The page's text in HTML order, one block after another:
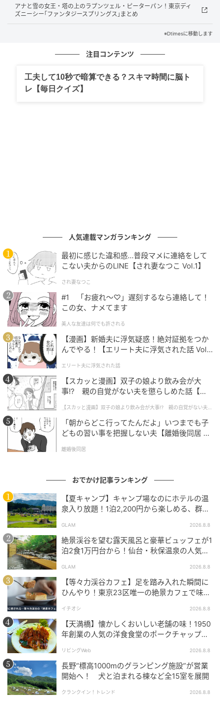
当日の来園された方全員にプレゼントも用意されてい
そのほか、ディズニー＆ピクサー映画最新作『トイ・
ストーリー5』の公開を記念したスペシャルグリーティ
ングも実施予定です☆
新菱冷熱工業株式会社は、東京ディズニーランド／東
京ディズニーシーのオフィシャルスポンサーです
元記事で読む
次の記事
ホテルの仕事を知り、食の楽しさを体験！ホ
テル ユニバーサル ポート／ヴィータ「子ども
食堂」
の記事をもっとみる
アナと雪の女王・塔の上のラプンツェル・ピーターパン！東京ディ
ズニーシー｢ファンタジースプリングス｣まとめ
※Dtimesに移動します
注目コンテンツ
工夫して10秒で暗算できる？スキマ時間に脳ト
レ【毎日クイズ】
人気連載マンガランキング
最初に感じた違和感…普段マメに連絡をして
こない夫からのLINE【され妻なつこ Vol.1】
され妻なつこ
#1 「お疲れ〜♡」遅刻するなら連絡して！
この女、ナメてます
美人な友達は何でも許される
【漫画】新婚夫に浮気疑惑！絶対証拠をつか
んでやる！【エリート夫に浮気された話 Vol.
エリート夫に浮気された話
【スカッと漫画】双子の娘より飲み会が大
事!? 親の自覚がない夫を懲らしめた話【第1
【スカッと漫画】双子の娘より飲み会が大事!? 親の自覚がない夫を
懲らしめた話
「朝からどこ行ってたんだよ」いつまでも子
どもの習い事を把握しない夫【離婚後同居 Vo
離婚後同居
おでかけ記事ランキング
【夏キャンプ】キャンプ場なのにホテルの温
泉入り放題！1泊2,200円から楽しめる、群馬
GLAM 2026.8.8
絶景渓谷を望む露天風呂と豪華ビュッフェが1
泊2食1万円台から！仙台・秋保温泉の人気コ
GLAM 2026.8.8
【等々力渓谷カフェ】足を踏み入れた瞬間に
ひんやり！東京23区唯一の絶景カフェで味わ
イチオシ 2026.8.8
【天満橋】懐かしくおいしい老舗の味！1950
年創業の人気の洋食食堂のポークチャップ！
リビングWeb 2026.8.8
長野“標高1000mのグランピング施設”が営業
開始へ！ 犬と泊まれる棟など全15室を展開
クランクイン！トレンド 2026.8.8